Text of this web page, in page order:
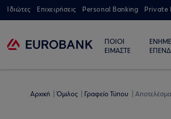
Ιδιώτες Επιχειρήσεις Personal Banking Private
ΠΟΙΟΙ
ΕΙΜΑΣΤΕ
Αρχική Όμιλος Γραφείο Τύπου